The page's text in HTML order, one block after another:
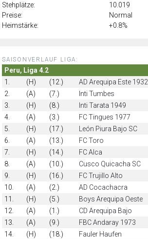
Stehplätze:
10.019
Preise:
Normal
Heimstärke:
+0.8%
SAISONVERLAUF LIGA:
Peru, Liga 4.2
1.
(H) (12.) AD Arequipa Este 1932
2.
(A) (7.) Inti Tumbes
3.
(H) (8.) Inti Tarata 1949
4.
(A) (3.) FC Tingues 1977
5.
(H) (17.) León Piura Bajo SC
6.
(A) (13.) FC Toro
7.
(H) (14.) FC Alca
8.
(A) (10.) Cusco Quicacha SC
9.
(H) (16.) FC Trujillo Alto
10.
(A) (2.) AD Cocachacra
11.
(H) (5.) Boys Arequipa Oeste
12.
(A) (1.) CD Arequipa Bajo
13.
(A) (9.) FBC Andaray 1973
14.
(H) (18.) Fauler Haufen